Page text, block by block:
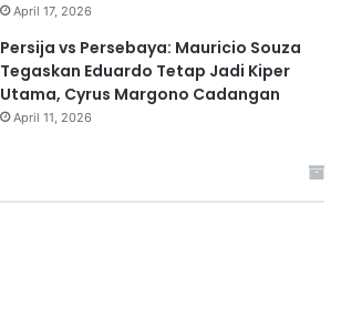
April 17, 2026
Persija vs Persebaya: Mauricio Souza
Tegaskan Eduardo Tetap Jadi Kiper
Utama, Cyrus Margono Cadangan
April 11, 2026